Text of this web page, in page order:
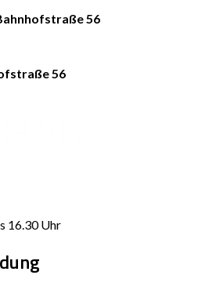
56
56
16.30 Uhr